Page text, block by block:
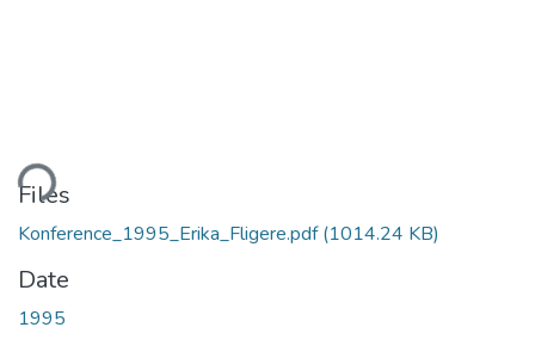
Files
Konference_1995_Erika_Fligere.pdf(1014.24 KB)
Date
1995